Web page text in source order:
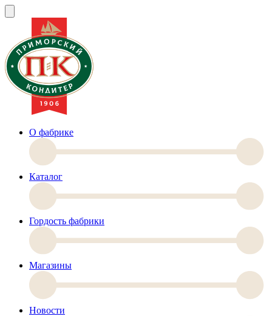
О фабрике
Каталог
Гордость фабрики
Магазины
Новости